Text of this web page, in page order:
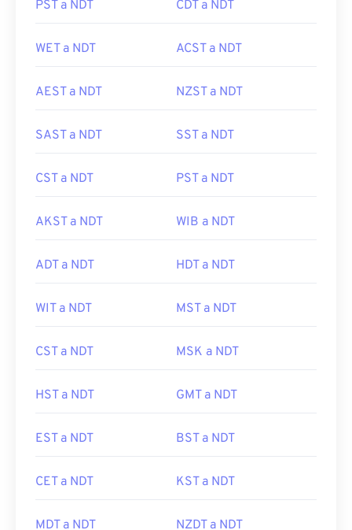
PST a NDT CDT a NDT
WET a NDT ACST a NDT
AEST a NDT NZST a NDT
SAST a NDT SST a NDT
CST a NDT PST a NDT
AKST a NDT WIB a NDT
ADT a NDT HDT a NDT
WIT a NDT MST a NDT
CST a NDT MSK a NDT
HST a NDT GMT a NDT
EST a NDT BST a NDT
CET a NDT KST a NDT
MDT a NDT NZDT a NDT